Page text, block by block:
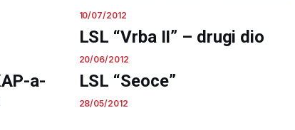
10/07/2012
LSL “Vrba II” – drugi dio
20/06/2012
a-
LSL “Seoce”
28/05/2012